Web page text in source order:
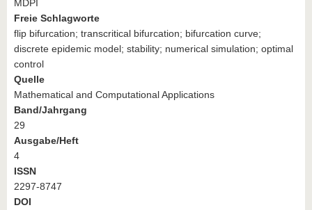
MDPI
Freie Schlagworte
flip bifurcation; transcritical bifurcation; bifurcation curve;
discrete epidemic model; stability; numerical simulation; optimal
control
Quelle
Mathematical and Computational Applications
Band/Jahrgang
29
Ausgabe/Heft
4
ISSN
2297-8747
DOI